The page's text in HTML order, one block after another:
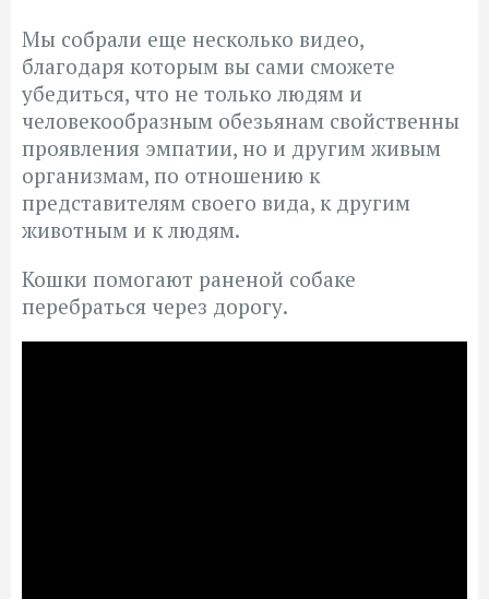
Мы собрали еще несколько видео,
благодаря которым вы сами сможете
убедиться, что не только людям и
человекообразным обезьянам свойственны
проявления эмпатии, но и другим живым
организмам, по отношению к
представителям своего вида, к другим
животным и к людям.
Кошки помогают раненой собаке
перебраться через дорогу.